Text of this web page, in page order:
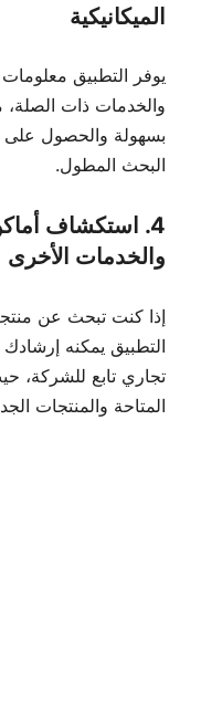
الميكانيكية
يوفر التطبيق
والخدمات ذات
بسهولة والحصول على
البحث المطول.
4. استكشاف
والخدمات الأخرى
إذا كنت تبحث عن
التطبيق يمكنه
تجاري تابع للشركة،
المتاحة والمنتجات